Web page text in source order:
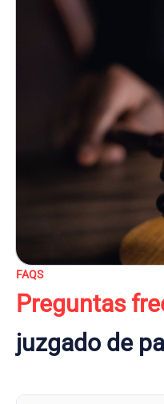
FAQS
Preguntas
juzgado de